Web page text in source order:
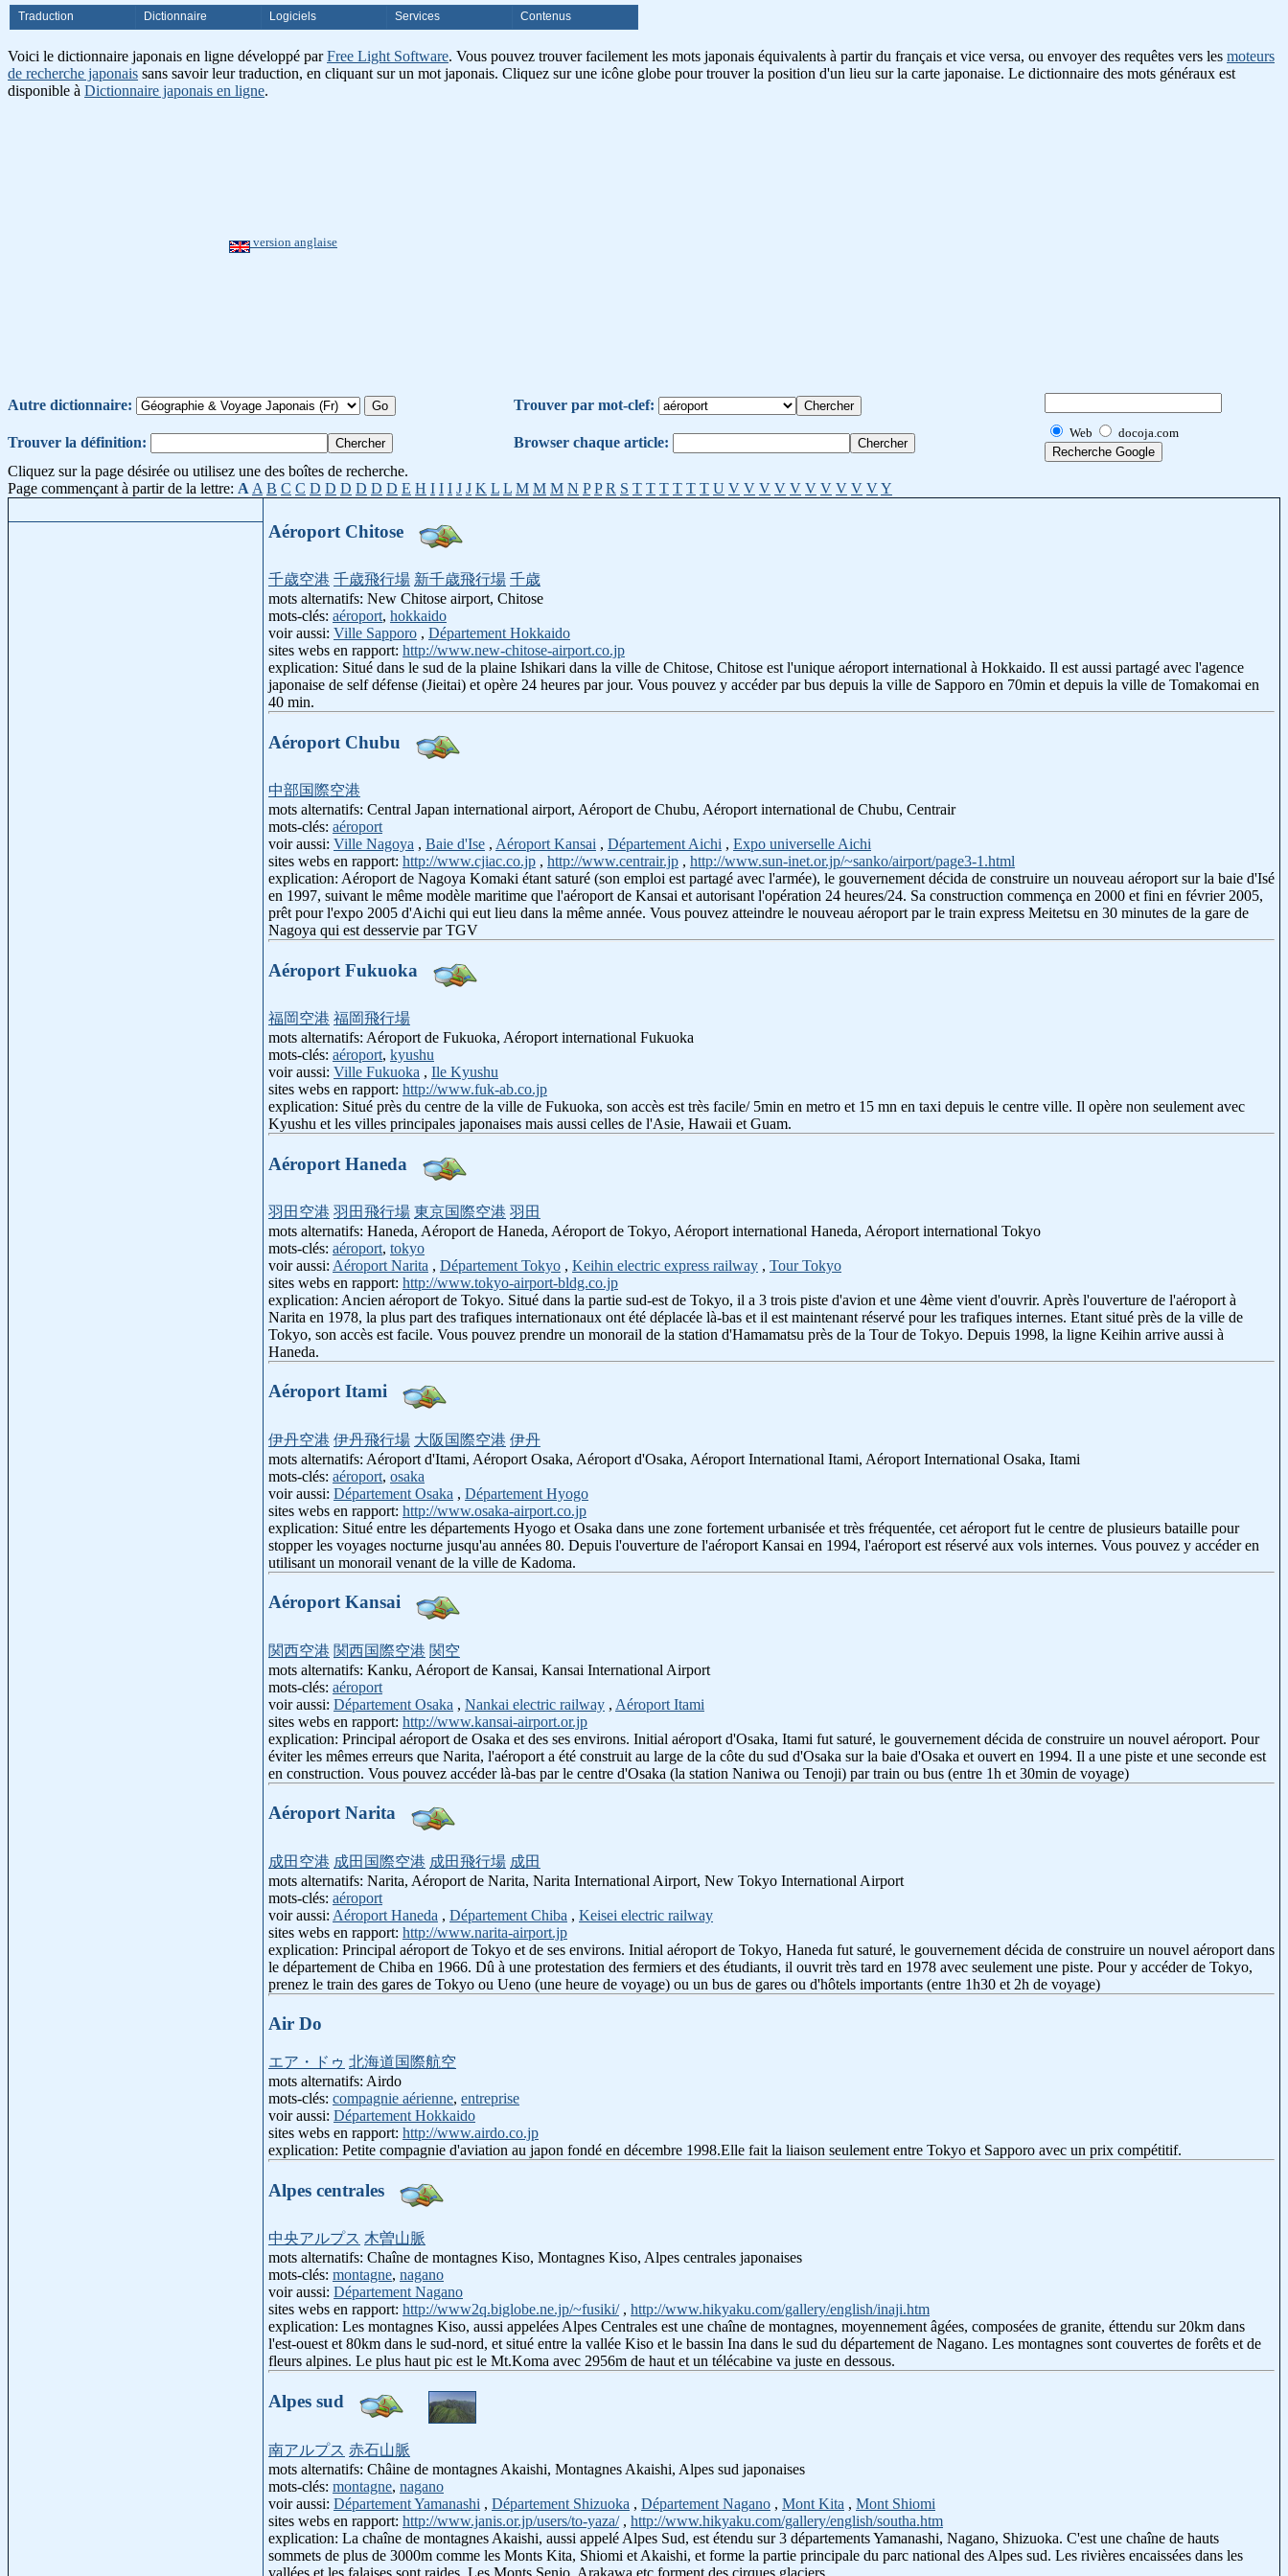
Traduction Dictionnaire Logiciels Services Contenus
Voici le dictionnaire japonais en ligne développé parFree Light Software. Vous pouvez trouver facilement les mots japonais équivalents à partir du français et vice versa, ou envoyer des requêtes vers les moteurs
de recherche japonais sans savoir leur traduction, en cliquant sur un mot japonais. Cliquez sur une icône globe pour trouver la position d'un lieu sur la carte japonaise. Le dictionnaire des mots généraux est
disponible à Dictionnaire japonais en ligne.
version anglaise
Autre dictionnaire: Trouver par mot-clef:
Web docoja.com
Trouver la définition:
Browser chaque article:
Cliquez sur la page désirée ou utilisez une des boîtes de recherche.
Page commençant à partir de la lettre: A A B C C D D D D D D E H I I I J J K L L M M M N P P R S T T T T T T U V V V V V V V V V VY
Aéroport Chitose
千歳空港 千歳飛行場 新千歳飛行場 千歳
mots alternatifs: New Chitose airport, Chitose
mots-clés: aéroport, hokkaido
voir aussi: Ville Sapporo , Département Hokkaido
sites webs en rapport: http://www.new-chitose-airport.co.jp
explication: Situé dans le sud de la plaine Ishikari dans la ville de Chitose, Chitose est l'unique aéroport international à Hokkaido. Il est aussi partagé avec l'agence
japonaise de self défense (Jieitai) et opère 24 heures par jour. Vous pouvez y accéder par bus depuis la ville de Sapporo en 70min et depuis la ville de Tomakomai en
40 min.
Aéroport Chubu
中部国際空港
mots alternatifs: Central Japan international airport, Aéroport de Chubu, Aéroport international de Chubu, Centrair
mots-clés: aéroport
voir aussi: Ville Nagoya , Baie d'Ise , Aéroport Kansai , Département Aichi , Expo universelle Aichi
sites webs en rapport: http://www.cjiac.co.jp , http://www.centrair.jp , http://www.sun-inet.or.jp/~sanko/airport/page3-1.html
explication: Aéroport de Nagoya Komaki étant saturé (son emploi est partagé avec l'armée), le gouvernement décida de construire un nouveau aéroport sur la baie d'Isé
en 1997, suivant le même modèle maritime que l'aéroport de Kansai et autorisant l'opération 24 heures/24. Sa construction commença en 2000 et fini en février 2005,
prêt pour l'expo 2005 d'Aichi qui eut lieu dans la même année. Vous pouvez atteindre le nouveau aéroport par le train express Meitetsu en 30 minutes de la gare de
Nagoya qui est desservie par TGV
Aéroport Fukuoka
福岡空港 福岡飛行場
mots alternatifs: Aéroport de Fukuoka, Aéroport international Fukuoka
mots-clés: aéroport, kyushu
voir aussi: Ville Fukuoka , Ile Kyushu
sites webs en rapport: http://www.fuk-ab.co.jp
explication: Situé près du centre de la ville de Fukuoka, son accès est très facile/ 5min en metro et 15 mn en taxi depuis le centre ville. Il opère non seulement avec
Kyushu et les villes principales japonaises mais aussi celles de l'Asie, Hawaii et Guam.
Aéroport Haneda
羽田空港 羽田飛行場 東京国際空港 羽田
mots alternatifs: Haneda, Aéroport de Haneda, Aéroport de Tokyo, Aéroport international Haneda, Aéroport international Tokyo
mots-clés: aéroport, tokyo
voir aussi: Aéroport Narita , Département Tokyo , Keihin electric express railway , Tour Tokyo
sites webs en rapport: http://www.tokyo-airport-bldg.co.jp
explication: Ancien aéroport de Tokyo. Situé dans la partie sud-est de Tokyo, il a 3 trois piste d'avion et une 4ème vient d'ouvrir. Après l'ouverture de l'aéroport à
Narita en 1978, la plus part des trafiques internationaux ont été déplacée là-bas et il est maintenant réservé pour les trafiques internes. Etant situé près de la ville de
Tokyo, son accès est facile. Vous pouvez prendre un monorail de la station d'Hamamatsu près de la Tour de Tokyo. Depuis 1998, la ligne Keihin arrive aussi à
Haneda.
Aéroport Itami
伊丹空港 伊丹飛行場 大阪国際空港 伊丹
mots alternatifs: Aéroport d'Itami, Aéroport Osaka, Aéroport d'Osaka, Aéroport International Itami, Aéroport International Osaka, Itami
mots-clés: aéroport, osaka
voir aussi: Département Osaka , Département Hyogo
sites webs en rapport: http://www.osaka-airport.co.jp
explication: Situé entre les départements Hyogo et Osaka dans une zone fortement urbanisée et très fréquentée, cet aéroport fut le centre de plusieurs bataille pour
stopper les voyages nocturne jusqu'au années 80. Depuis l'ouverture de l'aéroport Kansai en 1994, l'aéroport est réservé aux vols internes. Vous pouvez y accéder en
utilisant un monorail venant de la ville de Kadoma.
Aéroport Kansai
関西空港 関西国際空港 関空
mots alternatifs: Kanku, Aéroport de Kansai, Kansai International Airport
mots-clés: aéroport
voir aussi: Département Osaka , Nankai electric railway , Aéroport Itami
sites webs en rapport: http://www.kansai-airport.or.jp
explication: Principal aéroport de Osaka et des ses environs. Initial aéroport d'Osaka, Itami fut saturé, le gouvernement décida de construire un nouvel aéroport. Pour
éviter les mêmes erreurs que Narita, l'aéroport a été construit au large de la côte du sud d'Osaka sur la baie d'Osaka et ouvert en 1994. Il a une piste et une seconde est
en construction. Vous pouvez accéder là-bas par le centre d'Osaka (la station Naniwa ou Tenoji) par train ou bus (entre 1h et 30min de voyage)
Aéroport Narita
成田空港 成田国際空港 成田飛行場 成田
mots alternatifs: Narita, Aéroport de Narita, Narita International Airport, New Tokyo International Airport
mots-clés: aéroport
voir aussi: Aéroport Haneda , Département Chiba , Keisei electric railway
sites webs en rapport: http://www.narita-airport.jp
explication: Principal aéroport de Tokyo et de ses environs. Initial aéroport de Tokyo, Haneda fut saturé, le gouvernement décida de construire un nouvel aéroport dans
le département de Chiba en 1966. Dû à une protestation des fermiers et des étudiants, il ouvrit très tard en 1978 avec seulement une piste. Pour y accéder de Tokyo,
prenez le train des gares de Tokyo ou Ueno (une heure de voyage) ou un bus de gares ou d'hôtels importants (entre 1h30 et 2h de voyage)
Air Do
エア・ドゥ 北海道国際航空
mots alternatifs: Airdo
mots-clés: compagnie aérienne, entreprise
voir aussi: Département Hokkaido
sites webs en rapport: http://www.airdo.co.jp
explication: Petite compagnie d'aviation au japon fondé en décembre 1998.Elle fait la liaison seulement entre Tokyo et Sapporo avec un prix compétitif.
Alpes centrales
中央アルプス 木曽山脈
mots alternatifs: Chaîne de montagnes Kiso, Montagnes Kiso, Alpes centrales japonaises
mots-clés: montagne, nagano
voir aussi: Département Nagano
sites webs en rapport: http://www2q.biglobe.ne.jp/~fusiki/, http://www.hikyaku.com/gallery/english/inaji.htm
explication: Les montagnes Kiso, aussi appelées Alpes Centrales est une chaîne de montagnes, moyennement âgées, composées de granite, éttendu sur 20km dans
l'est-ouest et 80km dans le sud-nord, et situé entre la vallée Kiso et le bassin Ina dans le sud du département de Nagano. Les montagnes sont couvertes de forêts et de
fleurs alpines. Le plus haut pic est le Mt.Koma avec 2956m de haut et un télécabine va juste en dessous.
Alpes sud
南アルプス 赤石山脈
mots alternatifs: Châine de montagnes Akaishi, Montagnes Akaishi, Alpes sud japonaises
mots-clés: montagne, nagano
voir aussi: Département Yamanashi , Département Shizuoka , Département Nagano , Mont Kita , Mont Shiomi
sites webs en rapport: http://www.janis.or.jp/users/to-yaza/, http://www.hikyaku.com/gallery/english/southa.htm
explication: La chaîne de montagnes Akaishi, aussi appelé Alpes Sud, est étendu sur 3 départements Yamanashi, Nagano, Shizuoka. C'est une chaîne de hauts
sommets de plus de 3000m comme les Monts Kita, Shiomi et Akaishi, et forme la partie principale du parc national des Alpes sud. Les rivières encaissées dans les